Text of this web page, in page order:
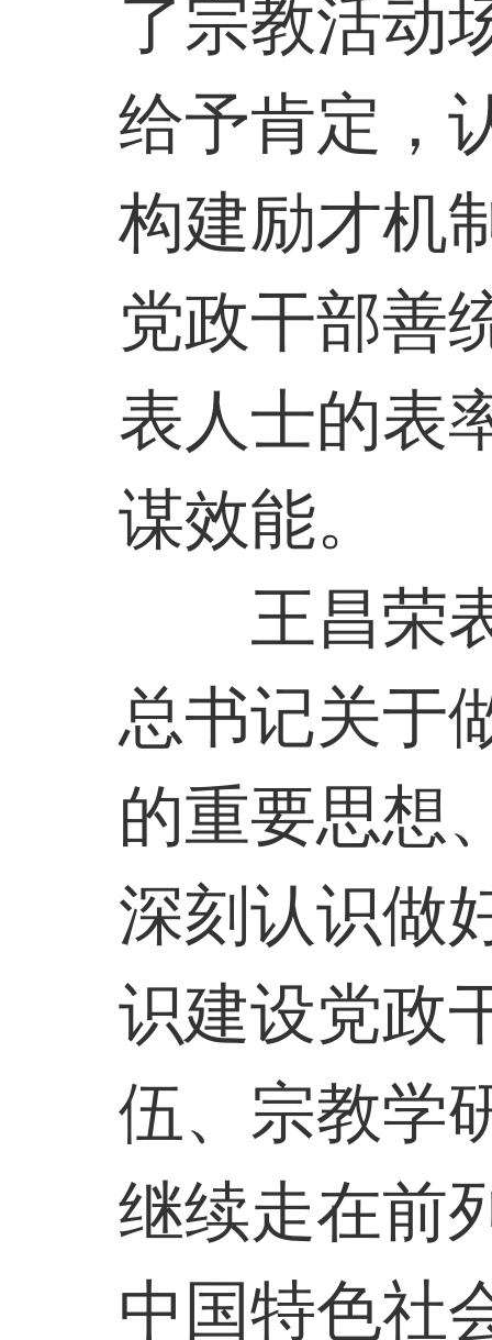
了宗教活动
给予肯定，
构建励才机
党政干部善
表人士的表
谋效能。
王昌荣
总书记关于
的重要思想
深刻认识做
识建设党政
伍、宗教学
继续走在前
中国特色社